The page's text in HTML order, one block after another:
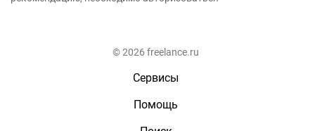
© 2026 freelance.ru
Сервисы
Помощь